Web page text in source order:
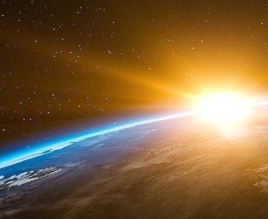
Le porte-avions et son groupe aéroporté «
Pacifique occidental », a déclaré un
Au même moment, un navire amphibie de
Taïwan, selon l’US Naval Institute (USNI),
américaine.
Le « Ronald Reagan » et le « Tripoli »
à la pointe de la technologie, selon l’USNI.
Le Pentagone a assuré que la présence de
liée à la visite de MmePelosi, le plus haut
Gingrich, alors président de la Chambre des
« Nous veillerons à ce que sa visite se
parole du Conseil de sécurité nationale, John